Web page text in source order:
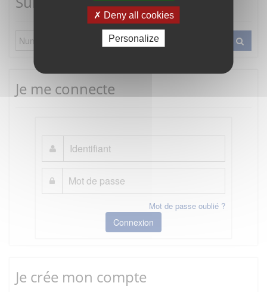
Deny all cookies
Personalize
Je me connecte
Mot de passe oublié ?
Connexion
Je crée mon compte